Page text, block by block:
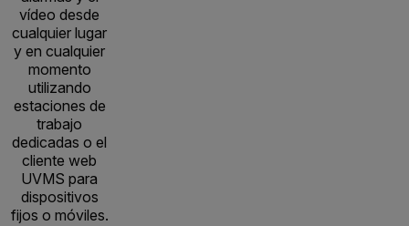
vídeo desde
cualquier lugar
y en cualquier
momento
utilizando
estaciones de
trabajo
dedicadas o el
cliente web
UVMS para
dispositivos
fijos o móviles.